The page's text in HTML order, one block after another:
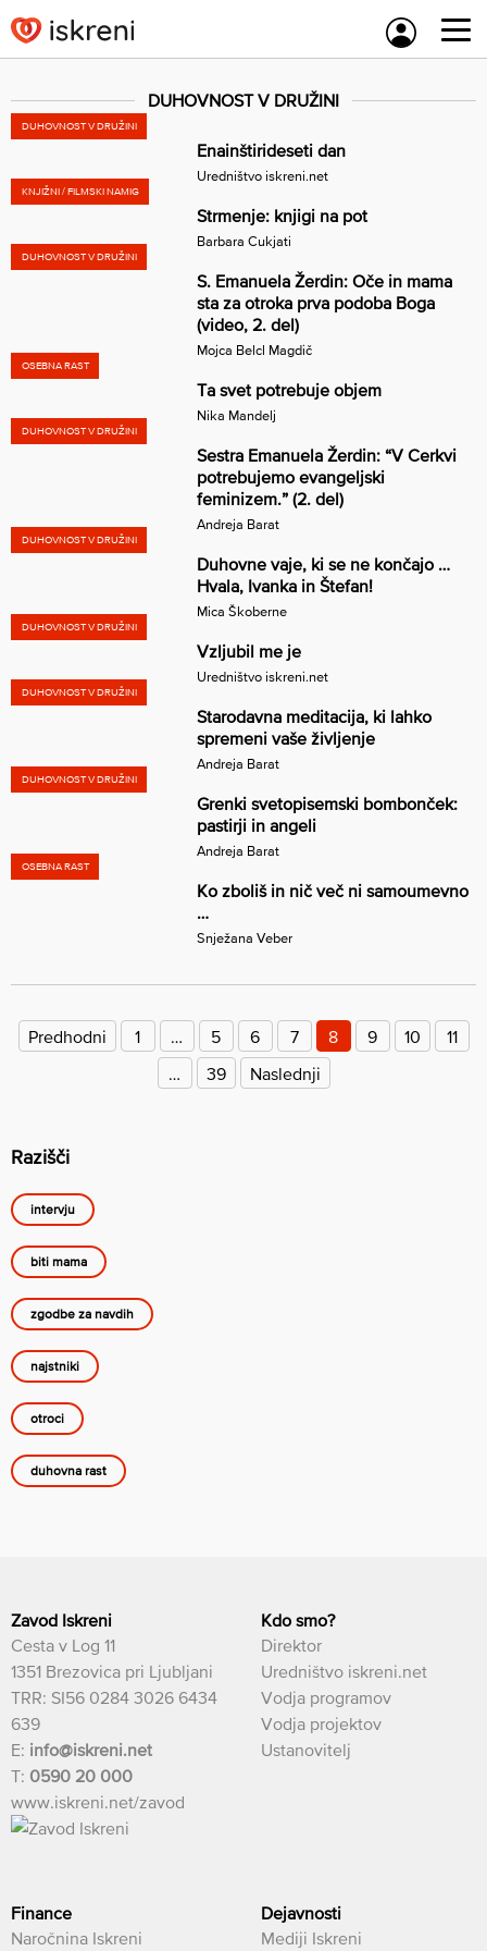
to
content
DUHOVNOST V DRUŽINI
DUHOVNOST V DRUŽINI
Enainštirideseti dan
Uredništvo iskreni.net
KNJIŽNI / FILMSKI NAMIG
Strmenje: knjigi na pot
Barbara Cukjati
DUHOVNOST V DRUŽINI
S. Emanuela Žerdin: Oče in mama
sta za otroka prva podoba Boga
(video, 2. del)
Mojca Belcl Magdič
OSEBNA RAST
Ta svet potrebuje objem
Nika Mandelj
DUHOVNOST V DRUŽINI
Sestra Emanuela Žerdin: “V Cerkvi
potrebujemo evangeljski
feminizem.” (2. del)
Andreja Barat
DUHOVNOST V DRUŽINI
Duhovne vaje, ki se ne končajo …
Hvala, Ivanka in Štefan!
Mica Škoberne
DUHOVNOST V DRUŽINI
Vzljubil me je
Uredništvo iskreni.net
DUHOVNOST V DRUŽINI
Starodavna meditacija, ki lahko
spremeni vaše življenje
Andreja Barat
DUHOVNOST V DRUŽINI
Grenki svetopisemski bombonček:
pastirji in angeli
Andreja Barat
OSEBNA RAST
Ko zboliš in nič več ni samoumevno
…
Snježana Veber
prispevkov
Predhodni 1 5 6 7 8 9 10
11
39 Naslednji
Razišči
intervju
biti mama
zgodbe za navdih
najstniki
otroci
duhovna rast
Zavod Iskreni
Cesta v Log 11
1351 Brezovica pri Ljubljani
TRR: SI56 0284 3026 6434
639
E: info@iskreni.net
T: 0590 20 000
www.iskreni.net/zavod
Kdo smo?
Direktor
Uredništvo iskreni.net
Vodja programov
Vodja projektov
Ustanovitelj
Finance
Naročnina Iskreni
Dejavnosti
Mediji Iskreni